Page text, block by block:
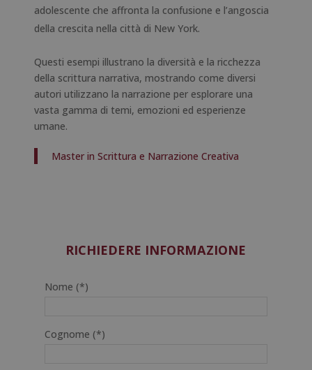
adolescente che affronta la confusione e l’angoscia
della crescita nella città di New York.
Questi esempi illustrano la diversità e la ricchezza
della scrittura narrativa, mostrando come diversi
autori utilizzano la narrazione per esplorare una
vasta gamma di temi, emozioni ed esperienze
umane.
Master in Scrittura e Narrazione Creativa
RICHIEDERE INFORMAZIONE
Nome (*)
Cognome (*)